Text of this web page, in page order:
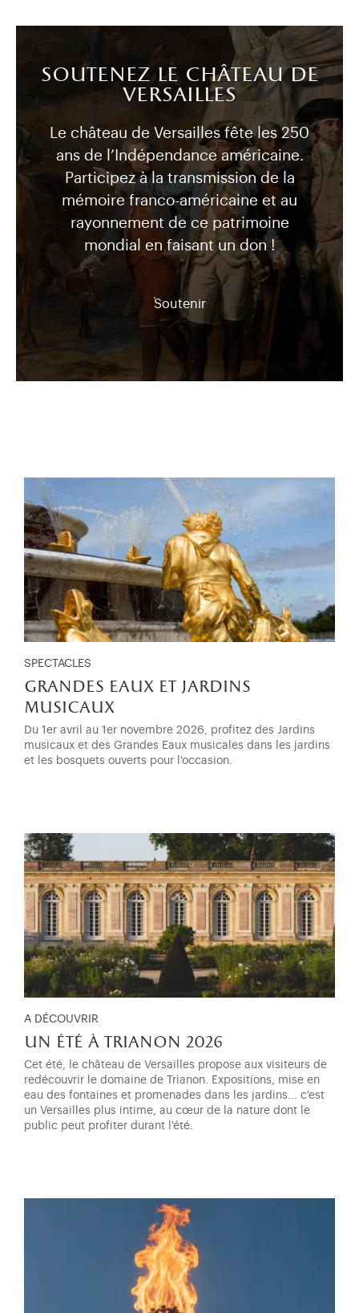
soutenez le château de
versailles
Le château de Versailles fête les 250
ans de l’Indépendance américaine.
Participez à la transmission de la
mémoire franco-américaine et au
rayonnement de ce patrimoine
mondial en faisant un don !
Soutenir
SPECTACLES
grandes eaux et jardins
musicaux
Du 1er avril au 1er novembre 2026, profitez des Jardins
musicaux et des Grandes Eaux musicales dans les jardins
et les bosquets ouverts pour l'occasion.
A DÉCOUVRIR
un été à trianon 2026
Cet été, le château de Versailles propose aux visiteurs de
redécouvrir le domaine de Trianon. Expositions, mise en
eau des fontaines et promenades dans les jardins... c'est
un Versailles plus intime, au cœur de la nature dont le
public peut profiter durant l'été.